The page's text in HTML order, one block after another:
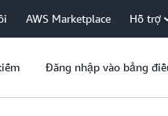
AWS Marketplace Hỗ trợ
Đăng nhập vào bảng